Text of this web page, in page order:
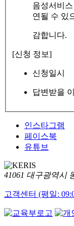
음성서비
연될 수 있
감합니다.
[신청 정보]
신청일시
답변받을
인스타그램
페이스북
유튜브
41061 대구광역시
고객센터 (평일: